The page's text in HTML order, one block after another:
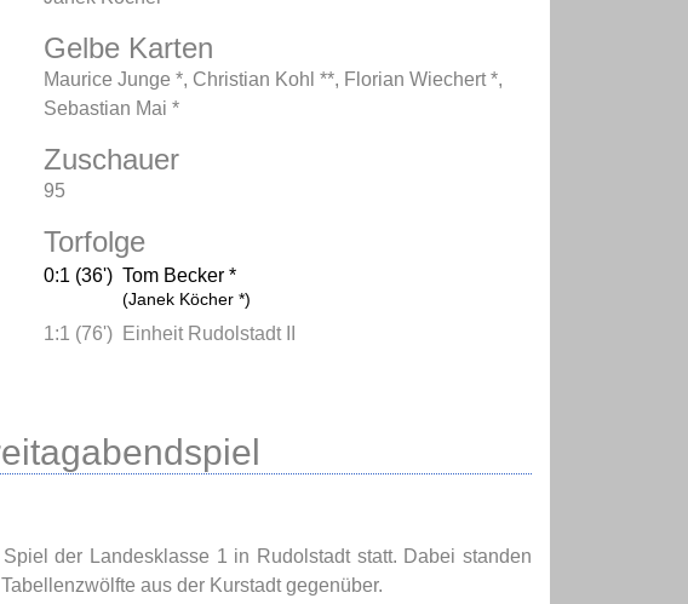
Gelbe Karten
Maurice Junge *, Christian Kohl **, Florian Wiechert *,
Sebastian Mai *
Zuschauer
95
Torfolge
0:1 (36') Tom Becker *
(Janek Köcher *)
1:1 (76') Einheit Rudolstadt II
der Landesklasse 1 in Rudolstadt statt. Dabei standen
aus der Kurstadt gegenüber.